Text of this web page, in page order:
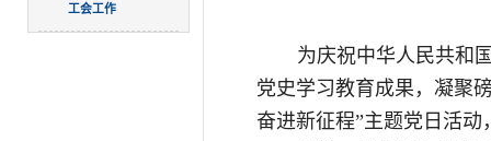
工会工作
为庆祝中华人民共和
党史学习教育成果，凝聚
奋进新征程”主题党日活